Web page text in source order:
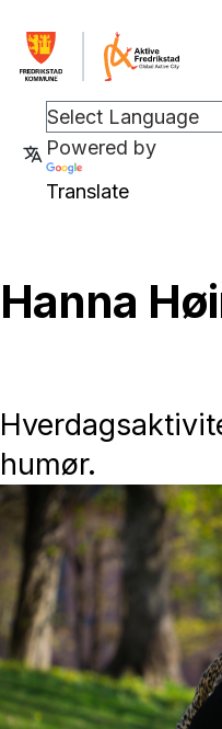
Powered by
Translate
Hanna
humør.